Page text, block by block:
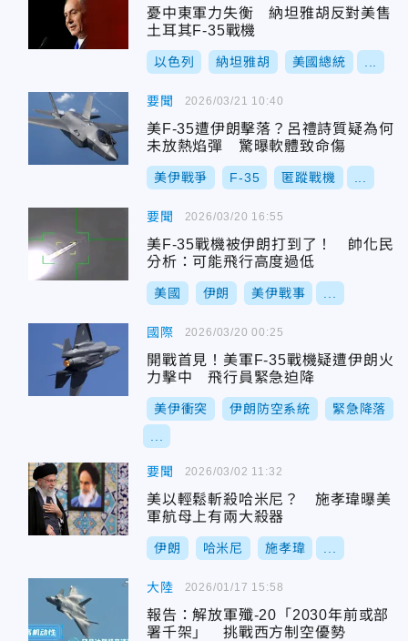
憂中東軍力失衡 納坦雅胡反對美售
土耳其F-35戰機
以色列 納坦雅胡 美國總統
要聞
美F-35遭伊朗擊落？呂禮詩質疑為何
未放熱焰彈 驚曝軟體致命傷
美伊戰爭 F-35 匿蹤戰機
2026/03/21 10:40
要聞
美F-35戰機被伊朗打到了！ 帥化民
分析：可能飛行高度過低
美國 伊朗 美伊戰事
2026/03/20 16:55
國際
開戰首見！美軍F-35戰機疑遭伊朗火
力擊中 飛行員緊急迫降
美伊衝突 伊朗防空系統 緊急降落
2026/03/20 00:25
要聞
美以輕鬆斬殺哈米尼？ 施孝瑋曝美
軍航母上有兩大殺器
伊朗 哈米尼 施孝瑋
2026/03/02 11:32
大陸
報告：解放軍殲-20「2030年前或部
署千架」 挑戰西方制空優勢
2026/01/17 15:58